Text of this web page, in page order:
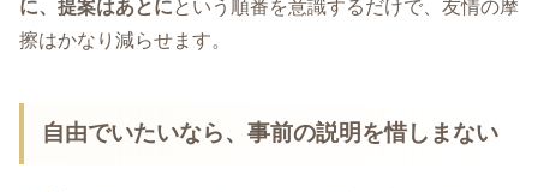
に、提案はあとにという順番を意識するだけで、友情の摩
擦はかなり減らせます。
自由でいたいなら、事前の説明を惜しまない